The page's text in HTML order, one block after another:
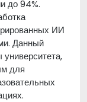
до 94%.
ИИ
Данный
для